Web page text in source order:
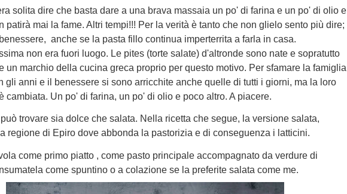
solita dire che basta dare a una brava massaia un po' di farina e un po' di olio e
patirà mai la fame. Altri tempi!!! Per la verità è tanto che non glielo sento più dire;
anche se la pasta fillo continua imperterrita a farla in casa.
non era fuori luogo. Le pites (torte salate) d'altronde sono nate e sopratutto
un marchio della cucina greca proprio per questo motivo. Per sfamare la famiglia
gli anni e il benessere si sono arricchite anche quelle di tutti i giorni, ma la loro
cambiata. Un po' di farina, un po' di olio e poco altro. A piacere.
trovare sia dolce che salata. Nella ricetta che segue, la versione salata,
regione di Epiro dove abbonda la pastorizia e di conseguenza i latticini.
come primo piatto , come pasto principale accompagnato da verdure di
come spuntino o a colazione se la preferite salata come me.